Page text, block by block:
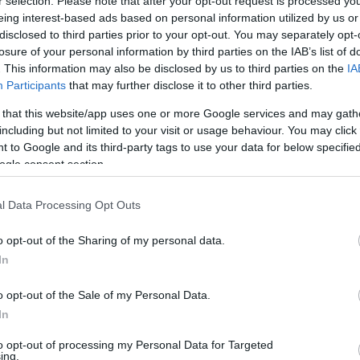
interest-based ads based on personal information utilized by us
to third parties prior to your opt-out. You may separately
of your personal information by third parties on the IAB’s list of
This information may also be disclosed by us to third parties on the
Participants that may further disclose it to other third parties.
that this website/app uses one or more Google services and may
but not limited to your visit or usage behaviour. You may
to Google and its third-party tags to use your data for below
consent section.
Data Processing Opt Outs
opt-out of the Sharing of my personal data.
opt-out of the Sale of my Personal Data.
opt-out of processing my Personal Data for Targeted
Megyei Rendőr-főkapitánysá, miután két
Intézetből.
Intézetből, a hangszerek darabonként
Megyei Rendőr-főkapitányság szóvivője.
tartották, amely nem volt bezárva, így a
Zsobrák Péter. A hétfőn történt eset
nyomozást.
A
A